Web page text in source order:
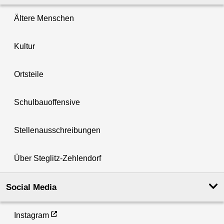
Ältere Menschen
Kultur
Ortsteile
Schulbauoffensive
Stellenausschreibungen
Über Steglitz-Zehlendorf
Social Media
Instagram